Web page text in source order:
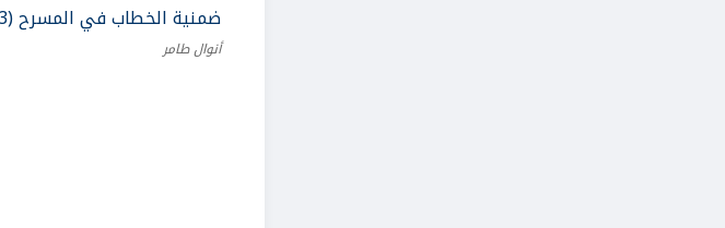
ضمنية الخطاب في المسرح (23 - 36)
أنوال طامر